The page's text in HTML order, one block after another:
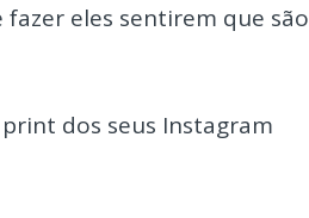
fazer eles sentirem que são
dos seus Instagram